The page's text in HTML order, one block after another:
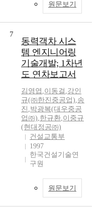
원문보기
7
동력객차 시스
템 엔지니어링
기술개발; 1차년
도 연차보고서
김영엽 ,이동걸 ,강인
규(㈜한진중공업),송
진 ,박광복(대우중공
업㈜),한규환,이중규
(현대정공㈜)
건설교통부
1997
한국건설기술연
구원
원문보기